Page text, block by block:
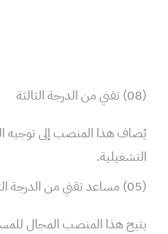
(08) تقني من الدرجة الثالثة
يُضاف هذا المنصب إلى توجيه
التشغيلية.
(05) مساعد تقني من الدرجة الثانية
يتيح هذا المنصب المجال